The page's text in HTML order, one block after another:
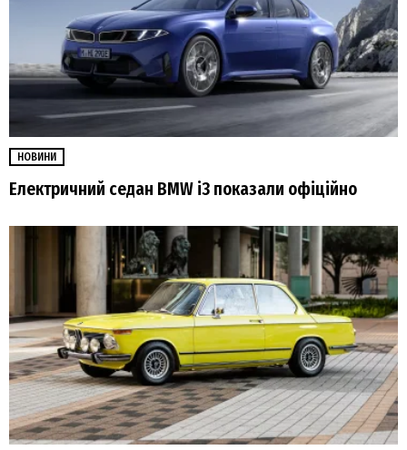
НОВИНИ
Електричний седан BMW i3 показали офіційно